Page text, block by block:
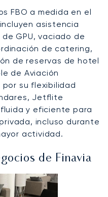
FBO a medida en el
asistencia
GPU, vaciado de
de catering,
de reservas de hotel
de Aviación
por su flexibilidad
Jetflite
y eficiente para
incluso durante
actividad.
de Finavia